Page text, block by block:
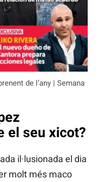
de l’any | Semana
el seu xicot?
il·lusionada el dia
molt més maco